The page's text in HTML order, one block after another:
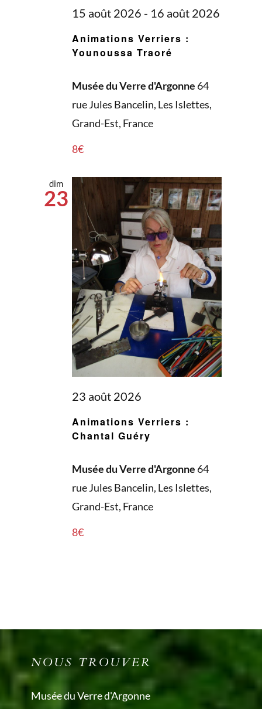
Animations Verriers :
Younoussa Traoré
15 août 2026 - 16 août 2026
Musée du Verre d'Argonne 64
rue Jules Bancelin, Les Islettes,
Grand-Est, France
8€
dim
23
Animations Verriers :
Chantal Guéry
23 août 2026
Musée du Verre d'Argonne 64
rue Jules Bancelin, Les Islettes,
Grand-Est, France
8€
NOUS TROUVER
Musée du Verre d'Argonne